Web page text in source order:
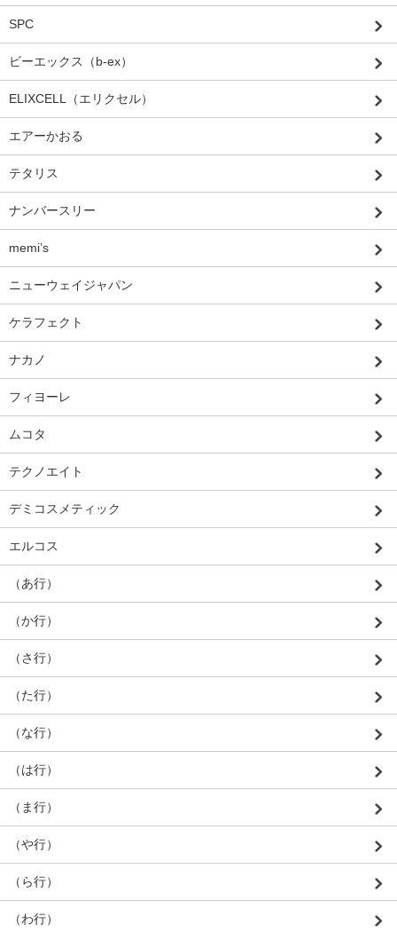
SPC
ビーエックス（b-ex）
ELIXCELL（エリクセル）
エアーかおる
テタリス
ナンバースリー
memi’s
ニューウェイジャパン
ケラフェクト
ナカノ
フィヨーレ
ムコタ
テクノエイト
デミコスメティック
エルコス
（あ行）
（か行）
（さ行）
（た行）
（な行）
（は行）
（ま行）
（や行）
（ら行）
（わ行）